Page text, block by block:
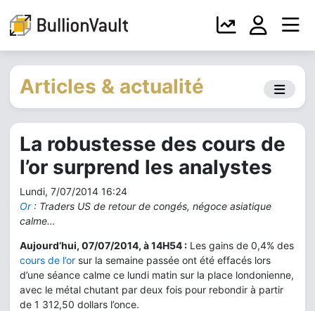
Articles & actualité
La robustesse des cours de
l’or surprend les analystes
Lundi, 7/07/2014 16:24
Or: Traders US de retour de congés, négoce asiatique
calme…
Aujourd’hui, 07/07/2014, à14H54 : Les gains de 0,4% des
cours de l’or sur la semaine passée ont été effacés lors
d’une séance calme ce lundi matin sur la place londonienne,
avec le métal chutant par deux fois pour rebondir à partir
de 1 312,50 dollars l’once.